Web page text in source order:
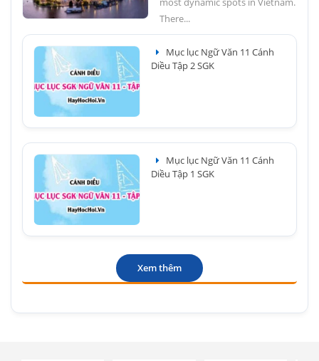
There...
Mục lục Ngữ Văn 11 Cánh
Diều Tập 2 SGK
Mục lục Ngữ Văn 11 Cánh
Diều Tập 1 SGK
Xem thêm